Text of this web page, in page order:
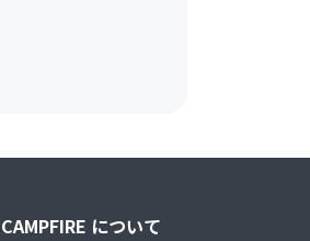
CAMPFIRE について